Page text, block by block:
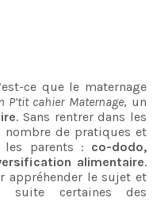
ce que le maternage
P’tit cahier Maternage, un
. Sans rentrer dans les
de pratiques et
parents : co-dodo,
alimentaire.
appréhender le sujet et
suite certaines des